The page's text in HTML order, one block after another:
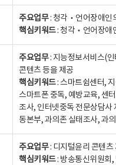
주요업무: 청각‧언어장애인
핵심키워드: 청각‧언어장애
주요업무: 지능정보서비스(인
콘텐츠 등을 제공
핵심키워드: 스마트쉼센터,
스마트폰 중독, 예방교육, 센
조사, 인터넷중독 전문상담사
동본부, 과의존 실태조사, 과
주요업무: 디지털윤리 콘텐츠
핵심키워드: 방송통신위원회,